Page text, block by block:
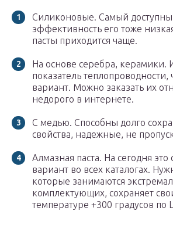
Силиконовые. Самый
эффективность его тоже
пасты приходится чаще.
На основе серебра,
показатель
вариант. Можно заказать их
недорого в интернете.
С медью. Способны долго
свойства, надежные, не
Алмазная паста. На сегодня
вариант во всех каталогах.
которые занимаются
комплектующих, сохраняет
температуре +300 градусов по